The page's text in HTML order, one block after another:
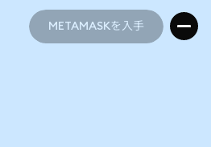
METAMASKを入手